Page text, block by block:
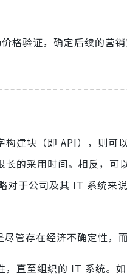
格验证，确定后续的营
建块（即 API），则可
的采用时间。相反，可
对于公司及其 IT 系统来
管存在经济不确定性，
直至组织的 IT 系统。